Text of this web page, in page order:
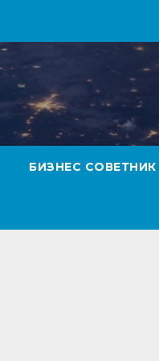
БИЗНЕС СОВЕТНИК